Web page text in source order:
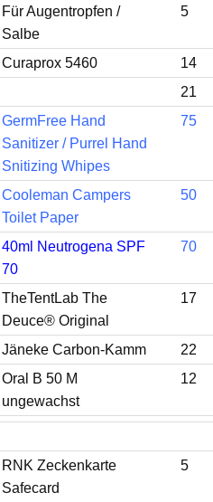
Für Augentropfen /
Salbe
5
Curaprox 5460
14
21
GermFree Hand
Sanitizer / Purrel Hand
Snitizing Whipes
75
Cooleman Campers
Toilet Paper
50
40ml Neutrogena SPF
70
70
TheTentLab The
Deuce® Original
17
Jäneke Carbon-Kamm 22
Oral B 50 M
ungewachst
12
RNK Zeckenkarte
Safecard
5